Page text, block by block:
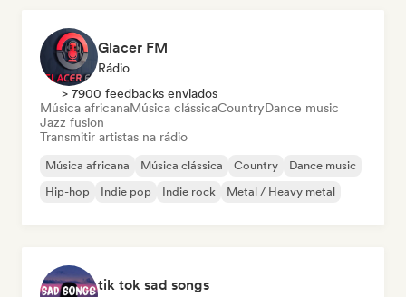
Glacer FM
Rádio
> 7900 feedbacks enviados
Música africanaMúsica clássicaCountryDance music
Jazz fusion
Transmitir artistas na rádio
Música africana Música clássica Country
Dance music
Hip-hop
Indie pop Indie rock Metal / Heavy metal
tik tok sad songs